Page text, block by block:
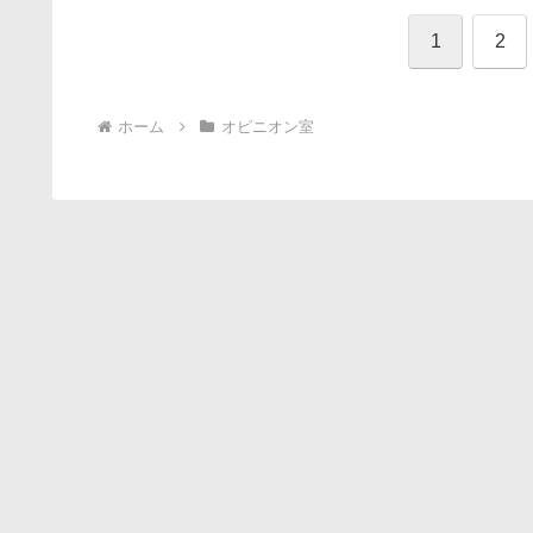
1 2
ホーム オピニオン室